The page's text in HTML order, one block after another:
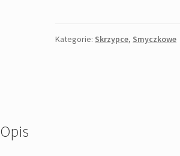
EF
Kategorie: Skrzypce, Smyczkowe
Opis